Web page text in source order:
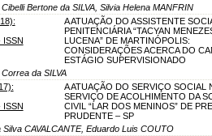
Bertone da SILVA, Silvia Helena MANFRIN
ISSN
A ATUAÇÃO DO ASSISTENTE
PENITENCIÁRIA “TACYAN
LUCENA” DE MARTINÓPOLIS:
CONSIDERAÇÕES ACERCA DO
ESTÁGIO SUPERVISIONADO
da SILVA
ISSN
A ATUAÇÃO DO SERVIÇO SOCIAL
SERVIÇO DE ACOLHIMENTO DA
CIVIL “LAR DOS MENINOS” DE
PRUDENTE – SP
Silva CAVALCANTE, Eduardo Luis COUTO